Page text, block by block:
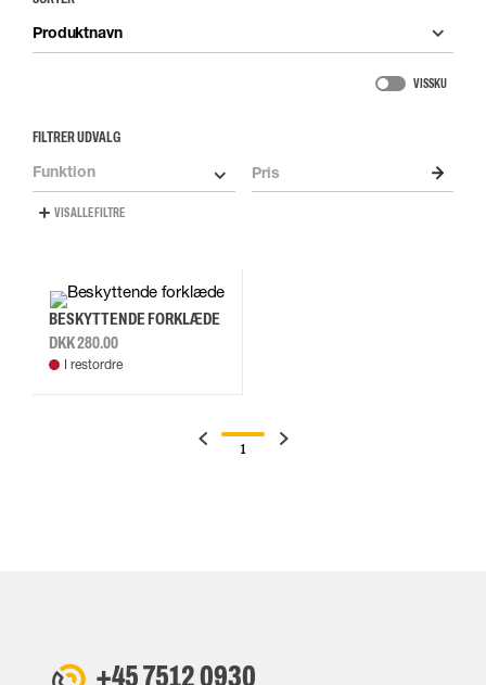
FILTRER UDVALG
Funktion Pris
VIS ALLE FILTRE
Produktnavn
VIS SKU
BESKYTTENDE FORKLÆDE
DKK 280.00
I restordre
1
+45 7512 0930